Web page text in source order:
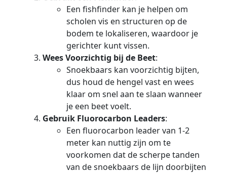
Een fishfinder kan je helpen om
scholen vis en structuren op de
bodem te lokaliseren, waardoor je
gerichter kunt vissen.
Wees Voorzichtig bij de Beet:
Snoekbaars kan voorzichtig bijten,
dus houd de hengel vast en wees
klaar om snel aan te slaan wanneer
je een beet voelt.
Gebruik Fluorocarbon Leaders:
Een fluorocarbon leader van 1-2
meter kan nuttig zijn om te
voorkomen dat de scherpe tanden
van de snoekbaars de lijn doorbijten